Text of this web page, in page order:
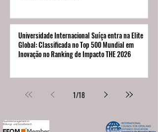
Universidade Internacional Suíça entra na Elite
Global: Classificada no Top 500 Mundial em
Inovação no Ranking de Impacto THE 2026
1/18